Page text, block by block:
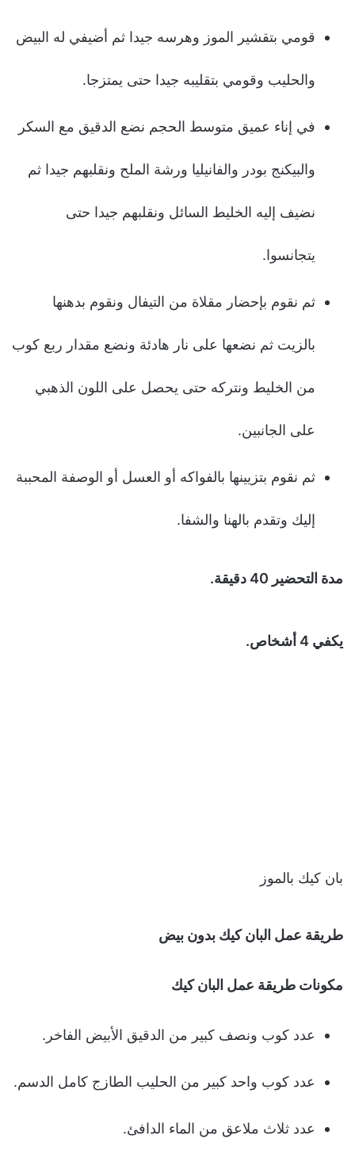
قومي بتقشير الموز وهرسه جيدا ثم أضيفي له البيض
والحليب وقومي بتقليبه جيدا حتى يمتزجا.
في إناء عميق متوسط الحجم نضع الدقيق مع السكر
والبيكنج بودر والفانيليا ورشة الملح ونقلبهم جيدا ثم
نضيف إليه الخليط السائل ونقلبهم جيدا حتى
يتجانسوا.
ثم نقوم بإحضار مقلاة من التيفال ونقوم بدهنها
بالزيت ثم نضعها على نار هادئة ونضع مقدار ربع كوب
من الخليط ونتركه حتى يحصل على اللون الذهبي
على الجانبين.
ثم نقوم بتزيينها بالفواكه أو العسل أو الوصفة المحببة
إليك وتقدم بالهنا والشفا.
مدة التحضير 40 دقيقة.
يكفي 4 أشخاص.
بان كيك بالموز
طريقة عمل البان كيك بدون بيض
مكونات طريقة عمل البان كيك
عدد كوب ونصف كبير من الدقيق الأبيض الفاخر.
عدد كوب واحد كبير من الحليب الطازج كامل الدسم.
عدد ثلاث ملاعق من الماء الدافئ.